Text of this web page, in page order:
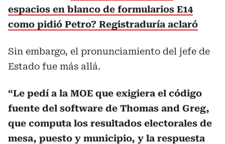
espacios en blanco de formularios E14
como pidió Petro? Registraduría aclaró
Sin embargo, el pronunciamiento del jefe de
Estado fue más allá.
“Le pedí a la MOE que exigiera el código
fuente del software de Thomas and Greg,
que computa los resultados electorales de
mesa, puesto y municipio, y la respuesta